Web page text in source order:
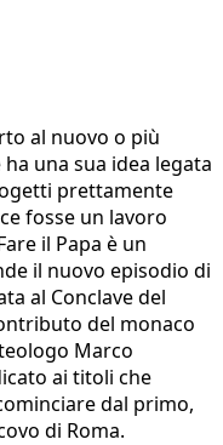
al nuovo o più
una sua idea legata
prettamente
fosse un lavoro
il Papa è un
il nuovo episodio di
al Conclave del
del monaco
Marco
ai titoli che
dal primo,
di Roma.